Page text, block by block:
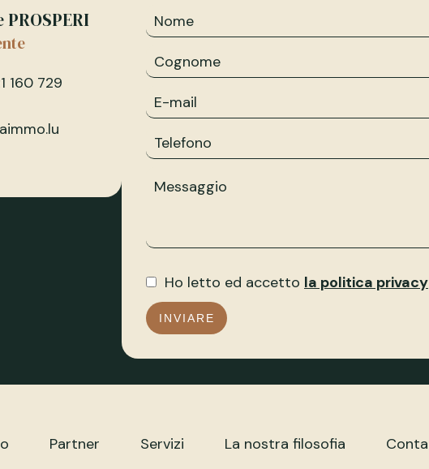
160 729
Ho letto ed accetto la politica privacy
INVIARE
Partner Servizi La nostra filosofia